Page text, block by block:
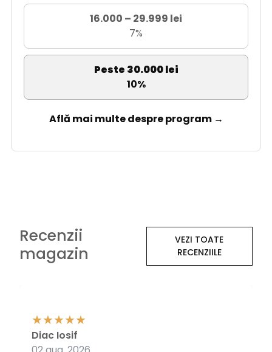
16.000 – 29.999 lei
7%
Peste 30.000 lei
10%
Află mai multe despre program →
Recenzii
magazin
VEZI TOATE
RECENZIILE
Diac Iosif